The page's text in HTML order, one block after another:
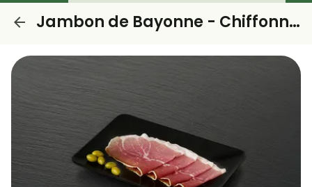
Jambon de Bayonne - Chiffonnade